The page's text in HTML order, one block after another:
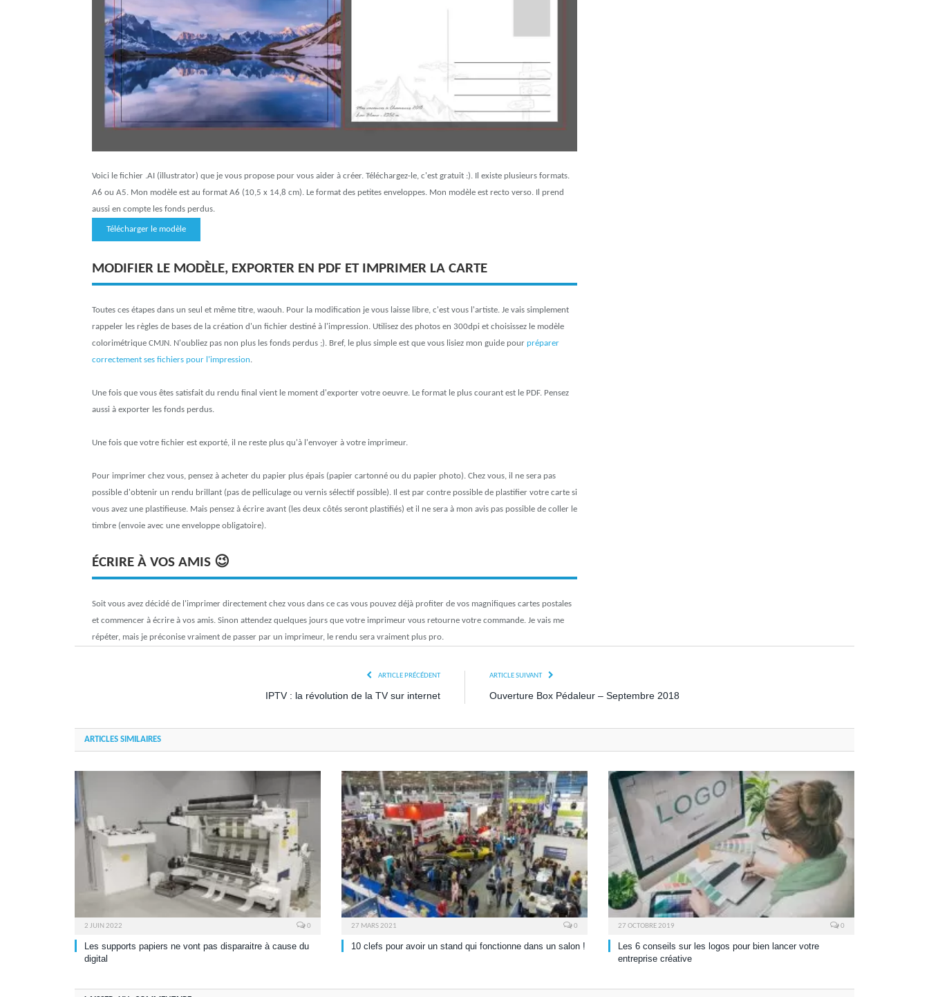
Voici le fichier .AI (illustrator) que je vous propose pour vous aider à créer. Téléchargez-le, c'est gratuit :). Il existe plusieurs formats.
A6 ou A5. Mon modèle est au format A6 (10,5 x 14,8 cm). Le format des petites enveloppes. Mon modèle est recto verso. Il prend
aussi en compte les fonds perdus.
Télécharger le modèle
MODIFIER LE MODÈLE, EXPORTER EN PDF ET IMPRIMER LA CARTE
Toutes ces étapes dans un seul et même titre, waouh. Pour la modification je vous laisse libre, c'est vous l'artiste. Je vais simplement
rappeler les règles de bases de la création d'un fichier destiné à l'impression. Utilisez des photos en 300dpi et choisissez le modèle
colorimétrique CMJN. N'oubliez pas non plus les fonds perdus ;). Bref, le plus simple est que vous lisiez mon guide pour préparer
correctement ses fichiers pour l'impression.
Une fois que vous êtes satisfait du rendu final vient le moment d'exporter votre oeuvre. Le format le plus courant est le PDF. Pensez
aussi à exporter les fonds perdus.
Une fois que votre fichier est exporté, il ne reste plus qu'à l'envoyer à votre imprimeur.
Pour imprimer chez vous, pensez à acheter du papier plus épais (papier cartonné ou du papier photo). Chez vous, il ne sera pas
possible d'obtenir un rendu brillant (pas de pelliculage ou vernis sélectif possible). Il est par contre possible de plastifier votre carte si
vous avez une plastifieuse. Mais pensez à écrire avant (les deux côtés seront plastifiés) et il ne sera à mon avis pas possible de coller le
timbre (envoie avec une enveloppe obligatoire).
ÉCRIRE À VOS AMIS 😉
Soit vous avez décidé de l'imprimer directement chez vous dans ce cas vous pouvez déjà profiter de vos magnifiques cartes postales
et commencer à écrire à vos amis. Sinon attendez quelques jours que votre imprimeur vous retourne votre commande. Je vais me
répéter, mais je préconise vraiment de passer par un imprimeur, le rendu sera vraiment plus pro.
ARTICLE PRÉCÉDENT
IPTV : la révolution de la TV sur internet
ARTICLE SUIVANT
Ouverture Box Pédaleur – Septembre 2018
ARTICLES SIMILAIRES
2 JUIN 2022 0
Les supports papiers ne vont pas disparaitre à cause du
digital
27 MARS 2021 0
10 clefs pour avoir un stand qui fonctionne dans un salon !
27 OCTOBRE 2019 0
Les 6 conseils sur les logos pour bien lancer votre
entreprise créative